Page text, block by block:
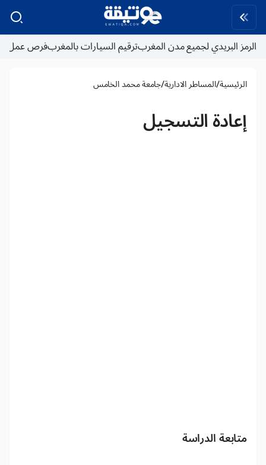
الرمز البريدي لجميع مدن المغربترقيم السيارات بالمغربفرص عمل
الرئيسية/المساطر الادارية/جامعة محمد الخامس
إعادة التسجيل
متابعة الدراسة